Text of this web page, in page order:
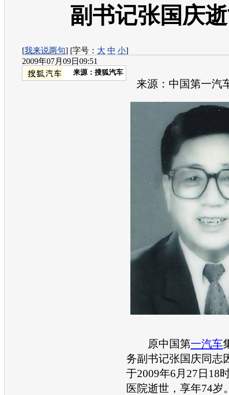
副书记张国庆
[我来说两句] [字号： 大 中 小]
2009年07月09日09:51
来源： 搜狐汽车
来源：中国第一汽
原中国第一汽车
务副书记张国庆同志
于2009年6月27日18
医院逝世，享年74岁